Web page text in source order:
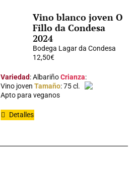
Vino blanco joven O
Fillo da Condesa
2024
Bodega Lagar da Condesa
12,50€
Variedad: AlbariñoCrianza:
Vino joven Tamaño: 75 cl.
Apto para veganos
Detalles